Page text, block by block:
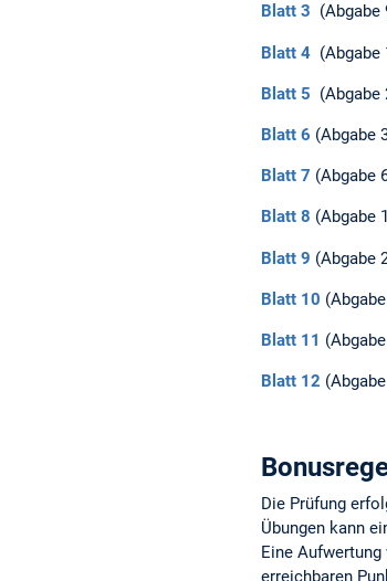
Blatt 3 (Abgabe
Blatt 4 (Abgabe
Blatt 5 (Abgabe
Blatt 6 (Abgabe
Blatt 7 (Abgabe
Blatt 8 (Abgabe
Blatt 9 (Abgabe
Blatt 10
Blatt 11
Blatt 12
Die Prüfung
Übungen kann
Eine
erreichbaren